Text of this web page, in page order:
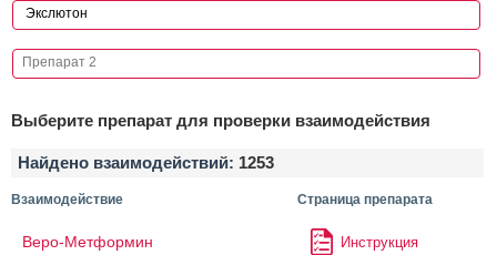
Выберите препарат для проверки взаимодействия
Найдено взаимодействий: 1253
Взаимодействие Страница препарата
Веро-Метформин Инструкция